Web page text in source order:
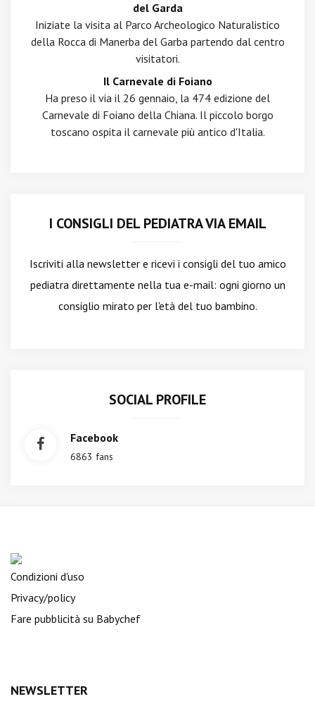
del Garda
Iniziate la visita al Parco Archeologico Naturalistico
della Rocca di Manerba del Garba partendo dal centro
visitatori.
Il Carnevale di Foiano
Ha preso il via il 26 gennaio, la 474 edizione del
Carnevale di Foiano della Chiana. Il piccolo borgo
toscano ospita il carnevale più antico d'Italia.
I CONSIGLI DEL PEDIATRA VIA EMAIL
Iscriviti alla newslettere ricevi i consigli del tuo amico
pediatra direttamente nella tua e-mail: ogni giorno un
consiglio mirato per l'età del tuo bambino.
SOCIAL PROFILE
Facebook
6863 fans
Condizioni d'uso
Privacy/policy
Fare pubblicità su Babychef
NEWSLETTER